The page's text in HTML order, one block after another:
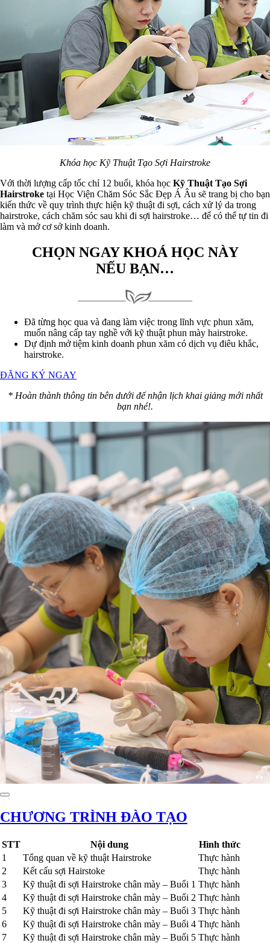
Khóa học Kỹ Thuật Tạo Sợi Hairstroke
Với thời lượng cấp tốc chỉ 12 buổi, khóa học Kỹ Thuật Tạo Sợi
Hairstroke tại Học Viện Chăm Sóc Sắc Đẹp Á Âu sẽ trang bị cho bạn
kiến thức về quy trình thực hiện kỹ thuật đi sợi, cách xử lý da trong
hairstroke, cách chăm sóc sau khi đi sợi hairstroke… để có thể tự tin đi
làm và mở cơ sở kinh doanh.
CHỌN NGAY KHOÁ HỌC NÀY
NẾU BẠN…
Đã từng học qua và đang làm việc trong lĩnh vực phun xăm,
muốn nâng cấp tay nghề với kỹ thuật phun mày hairstroke.
Dự định mở tiệm kinh doanh phun xăm có dịch vụ điêu khắc,
hairstroke.
ĐĂNG KÝ NGAY
* Hoàn thành thông tin bên dưới để nhận lịch khai giảng mới nhất
bạn nhé!.
CHƯƠNG TRÌNH ĐÀO TẠO
STT Nội dung
Hình thức
1
Tổng quan về kỹ thuật Hairstroke
Thực hành
2
Kết cấu sợi Hairstoke
Thực hành
3
Kỹ thuật đi sợi Hairstroke chân mày – Buổi 1 Thực hành
4
Kỹ thuật đi sợi Hairstroke chân mày – Buổi 2 Thực hành
5
Kỹ thuật đi sợi Hairstroke chân mày – Buổi 3 Thực hành
6
Kỹ thuật đi sợi Hairstroke chân mày – Buổi 4 Thực hành
7
Kỹ thuật đi sợi Hairstroke chân mày – Buổi 5 Thực hành